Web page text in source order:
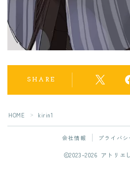
SHARE
HOME ＞ kirin1
会社情報 プライバ
2023–2026 アトリエ